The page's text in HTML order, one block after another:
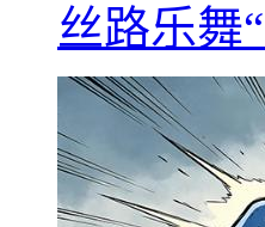
丝路乐舞